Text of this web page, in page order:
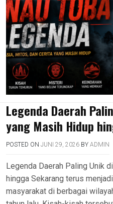
Legenda Daerah
yang Masih Hidup
POSTED ON JUNI 29, 2026 BY ADMIN
Legenda Daerah Paling Unik
hingga Sekarang terus
masyarakat di berbagai